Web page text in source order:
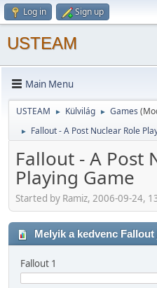
Log in Sign up
USTEAM
Main Menu
USTEAM ► Külvilág ► Games
► Fallout - A Post Nuclear Role
Fallout - A Post
Playing Game
Started by Ramiz, 2006-09-24,
Melyik a kedvenc
Fallout 1